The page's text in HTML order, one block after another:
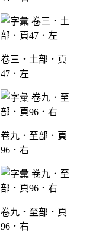
卷三．土部．頁
47．左
卷九．至部．頁
96．右
卷九．至部．頁
96．右